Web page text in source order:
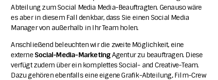
Abteilung zum Social Media Media-Beauftragten. Genauso wäre
es aber in diesem Fall denkbar, dass Sie einen Social Media
Manager von außerhalb in Ihr Team holen.
Anschließend beleuchten wir die zweite Möglichkeit, eine
externe Social-Media-MarketingAgentur zu beauftragen. Diese
verfügt zudem über ein komplettes Social- and Creative-Team.
Dazu gehören ebenfalls eine eigene Grafik-Abteilung, Film-Crew